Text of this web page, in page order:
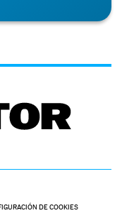
DE COOKIES